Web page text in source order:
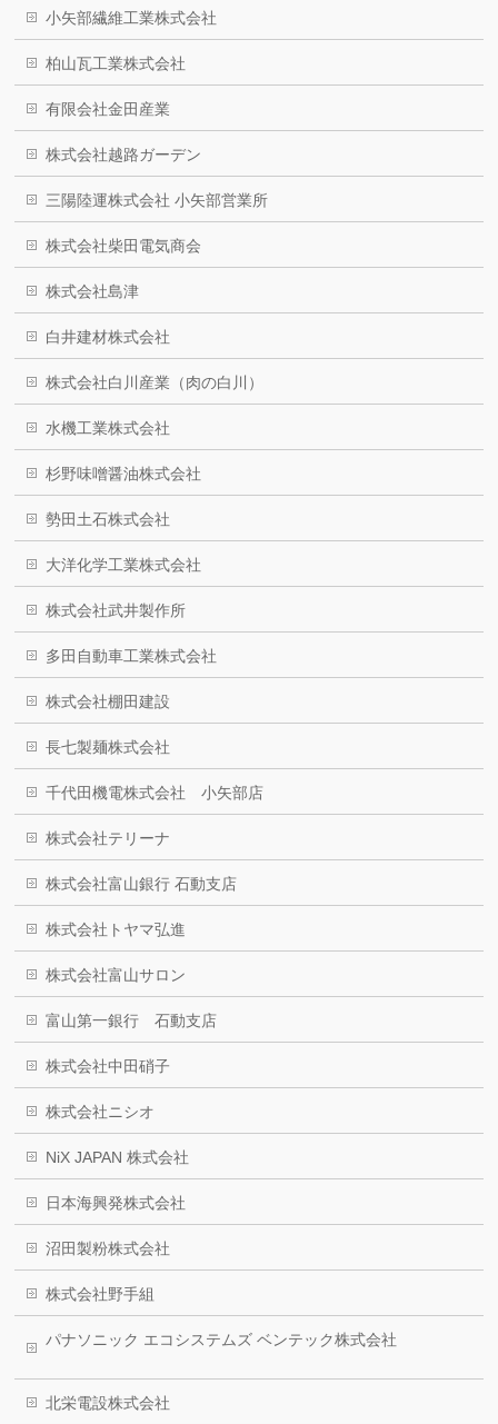
小矢部繊維工業株式会社
柏山瓦工業株式会社
有限会社金田産業
株式会社越路ガーデン
三陽陸運株式会社 小矢部営業所
株式会社柴田電気商会
株式会社島津
白井建材株式会社
株式会社白川産業（肉の白川）
水機工業株式会社
杉野味噌醤油株式会社
勢田土石株式会社
大洋化学工業株式会社
株式会社武井製作所
多田自動車工業株式会社
株式会社棚田建設
長七製麺株式会社
千代田機電株式会社 小矢部店
株式会社テリーナ
株式会社富山銀行 石動支店
株式会社トヤマ弘進
株式会社富山サロン
富山第一銀行 石動支店
株式会社中田硝子
株式会社ニシオ
NiX JAPAN 株式会社
日本海興発株式会社
沼田製粉株式会社
株式会社野手組
パナソニック エコシステムズ ベンテック株式会社
北栄電設株式会社